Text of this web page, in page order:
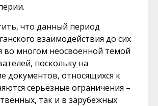
что данный период
взаимодействия до сих
во многом неосвоенной темой
поскольку на
документов, относящихся к
серьёзные ограничения –
так и в зарубежных